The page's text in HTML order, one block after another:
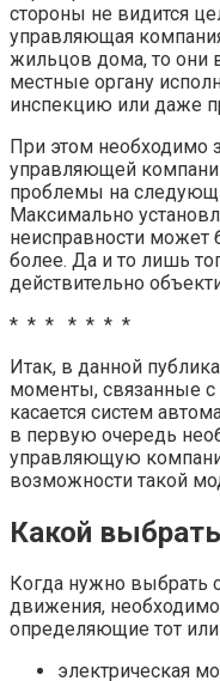
стороны не видится
управляющая
жильцов дома, то они
местные органу
инспекцию или даже
При этом необходимо
управляющей
проблемы на
Максимально
неисправности может
более. Да и то лишь
действительно
* * * * * * *
Итак, в данной
моменты, связанные
касается систем
в первую очередь
управляющую
возможности такой
Какой выбрать
Когда нужно выбрать
движения,
определяющие тот
электрическая